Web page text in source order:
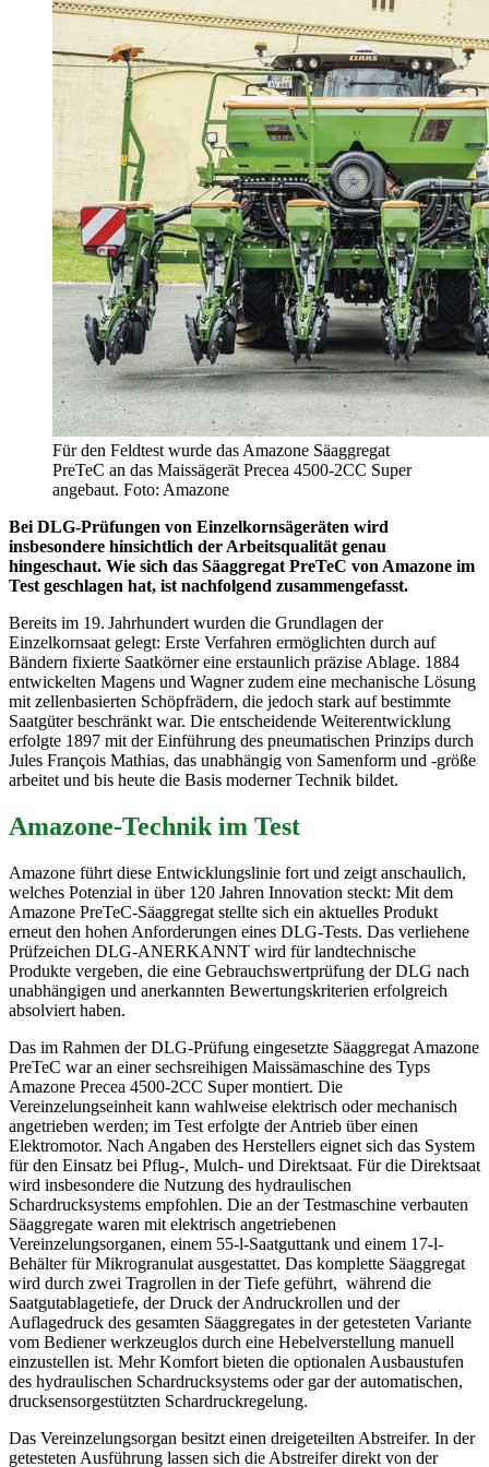
Für den Feldtest wurde das Amazone Säaggregat
PreTeC an das Maissägerät Precea 4500-2CC Super
angebaut. Foto: Amazone
Bei DLG-Prüfungen von Einzelkornsägeräten wird
insbesondere hinsichtlich der Arbeitsqualität genau
hingeschaut. Wie sich das Säaggregat PreTeC von Amazone im
Test geschlagen hat, ist nachfolgend zusammengefasst.
Bereits im 19. Jahrhundert wurden die Grundlagen der
Einzelkornsaat gelegt: Erste Verfahren ermöglichten durch auf
Bändern fixierte Saatkörner eine erstaunlich präzise Ablage. 1884
entwickelten Magens und Wagner zudem eine mechanische Lösung
mit zellenbasierten Schöpfrädern, die jedoch stark auf bestimmte
Saatgüter beschränkt war. Die entscheidende Weiterentwicklung
erfolgte 1897 mit der Einführung des pneumatischen Prinzips durch
Jules François Mathias, das unabhängig von Samenform und -größe
arbeitet und bis heute die Basis moderner Technik bildet.
Amazone-Technik im Test
Amazone führt diese Entwicklungslinie fort und zeigt anschaulich,
welches Potenzial in über 120 Jahren Innovation steckt: Mit dem
Amazone PreTeC-Säaggregat stellte sich ein aktuelles Produkt
erneut den hohen Anforderungen eines DLG-Tests. Das verliehene
Prüfzeichen DLG-ANERKANNT wird für landtechnische
Produkte vergeben, die eine Gebrauchswertprüfung der DLG nach
unabhängigen und anerkannten Bewertungskriterien erfolgreich
absolviert haben.
Das im Rahmen der DLG-Prüfung eingesetzte Säaggregat Amazone
PreTeC war an einer sechsreihigen Maissämaschine des Typs
Amazone Precea 4500-2CC Super montiert. Die
Vereinzelungseinheit kann wahlweise elektrisch oder mechanisch
angetrieben werden; im Test erfolgte der Antrieb über einen
Elektromotor. Nach Angaben des Herstellers eignet sich das System
für den Einsatz bei Pflug-, Mulch- und Direktsaat. Für die Direktsaat
wird insbesondere die Nutzung des hydraulischen
Schardrucksystems empfohlen. Die an der Testmaschine verbauten
Säaggregate waren mit elektrisch angetriebenen
Vereinzelungsorganen, einem 55-l-Saatguttank und einem 17-l-
Behälter für Mikrogranulat ausgestattet. Das komplette Säaggregat
wird durch zwei Tragrollen in der Tiefe geführt, während die
Saatgutablagetiefe, der Druck der Andruckrollen und der
Auflagedruck des gesamten Säaggregates in der getesteten Variante
vom Bediener werkzeuglos durch eine Hebelverstellung manuell
einzustellen ist. Mehr Komfort bieten die optionalen Ausbaustufen
des hydraulischen Schardrucksystems oder gar der automatischen,
drucksensorgestützten Schardruckregelung.
Das Vereinzelungsorgan besitzt einen dreigeteilten Abstreifer. In der
getesteten Ausführung lassen sich die Abstreifer direkt von der